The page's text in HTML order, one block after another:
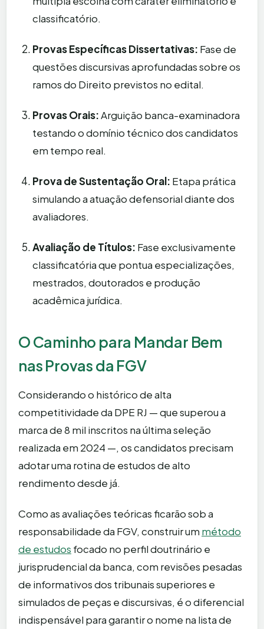
classificatório.
Provas Específicas Dissertativas: Fase de
questões discursivas aprofundadas sobre os
ramos do Direito previstos no edital.
Provas Orais:Arguição banca-examinadora
testando o domínio técnico dos candidatos
em tempo real.
Prova de Sustentação Oral: Etapa prática
simulando a atuação defensorial diante dos
avaliadores.
Avaliação de Títulos: Fase exclusivamente
classificatória que pontua especializações,
mestrados, doutorados e produção
acadêmica jurídica.
O Caminho para Mandar Bem
nas Provas da FGV
Considerando o histórico de alta
competitividade da DPE RJ — que superou a
marca de 8 mil inscritos na última seleção
realizada em 2024 —, os candidatos precisam
adotar uma rotina de estudos de alto
rendimento desde já.
Como as avaliações teóricas ficarão sob a
responsabilidade da FGV, construir um método
de estudos focado no perfil doutrinário e
jurisprudencial da banca, com revisões pesadas
de informativos dos tribunais superiores e
simulados de peças e discursivas, é o diferencial
indispensável para garantir o nome na lista de